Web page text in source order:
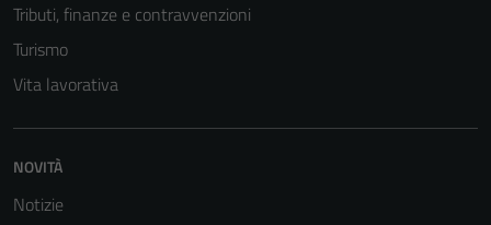
Tributi, finanze e contravvenzioni
Turismo
Vita lavorativa
NOVITÀ
Notizie